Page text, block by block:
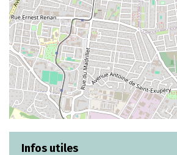
Infos utiles